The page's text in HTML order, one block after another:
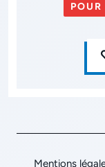
Mentions